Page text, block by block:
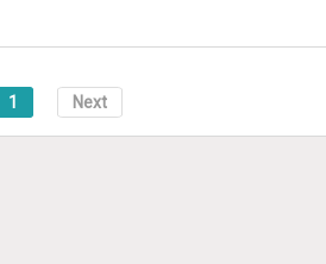
1 Next